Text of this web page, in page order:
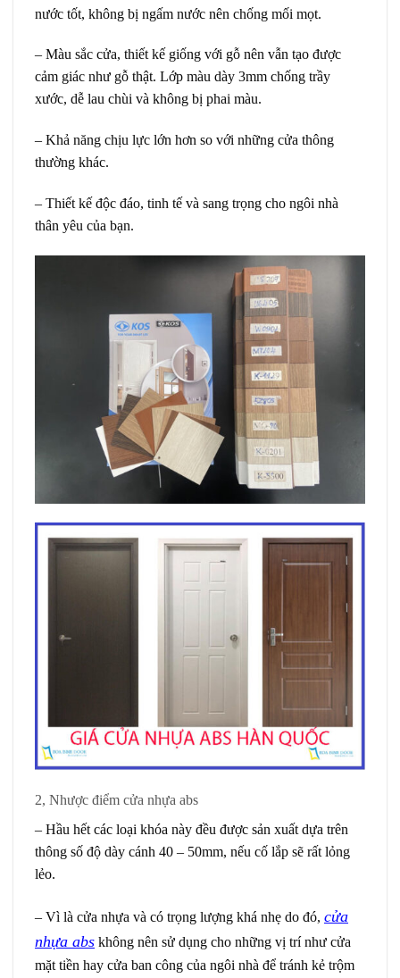
nước tốt, không bị ngấm nước nên chống mối mọt.
– Màu sắc cửa, thiết kế giống với gỗ nên vẫn tạo được
cảm giác như gỗ thật. Lớp màu dày 3mm chống trầy
xước, dễ lau chùi và không bị phai màu.
– Khả năng chịu lực lớn hơn so với những cửa thông
thường khác.
– Thiết kế độc đáo, tinh tế và sang trọng cho ngôi nhà
thân yêu của bạn.
2, Nhược điểm cửa nhựa abs
– Hầu hết các loại khóa này đều được sản xuất dựa trên
thông số độ dày cánh 40 – 50mm, nếu cố lắp sẽ rất lỏng
lẻo.
– Vì là cửa nhựa và có trọng lượng khá nhẹ do đó, cửa
nhựa abs không nên sử dụng cho những vị trí như cửa
mặt tiền hay cửa ban công của ngôi nhà để tránh kẻ trộm